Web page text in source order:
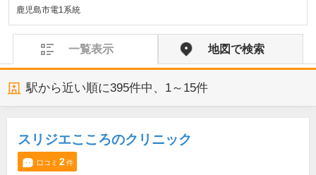
鹿児島市電1系統
一覧表示 地図で検索
駅から近い順に395件中、 1～15件
スリジエこころのクリニック
口コミ 2件